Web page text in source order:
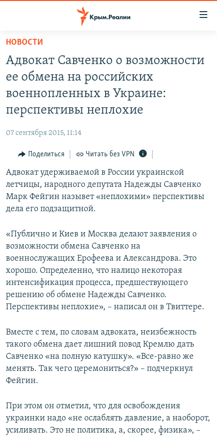
Вернуться
основному
содержанию
главной
Вернутся
поиску
СПЕЦПРОЕКТЫ
ИНТЕРАКТИВ
ИНФОГРАФИКА
ТЕЛЕПРОЕКТ КРЫМ.РЕАЛИИ
СОВЕТЫ ПРАВОЗАЩИТНИКОВ
ПРОПАВШИЕ БЕЗ ВЕСТИ
КРЫМ.НЕПОКОРЕННЫЙ
ELIFBE
УКРАИНСКАЯ ПРОБЛЕМА КРЫМА
РАДІО СВОБОДА
КАК ОБОЙТИ БЛОКИРОВКУ
Українською
Qırımtatar
Все сайты RFE/RL
НОВОСТИ
Адвокат Савченко о возможности
ее обмена на российских
военнопленных в Украине:
перспективы неплохие
07 сентября 2015, 11:14
Поделиться Читать без VPN
Адвокат удерживаемой в России украинской
летчицы, народного депутата Надежды Савченко
Марк Фейгин назывет «неплохими» перспективы
дела его подзащитной.
«Публично и Киев и Москва делают заявления о
возможности обмена Савченко на
военнослужащих Ерофеева и Александрова. Это
хорошо. Определенно, что налицо некоторая
интенсификация процесса, предшествующего
решению об обмене Надежды Савченко.
Перспективы неплохие», – написал он в Твиттере.
Вместе с тем, по словам адвоката, неизбежность
такого обмена дает лишний повод Кремлю дать
Савченко «на полную катушку». «Все-равно же
менять. Так чего церемониться?» – подчеркнул
Фейгин.
При этом он отметил, что для освобождения
украинки надо «не ослаблять давление, а наоборот,
усиливать. Это не политика, а, скорее, физика», –